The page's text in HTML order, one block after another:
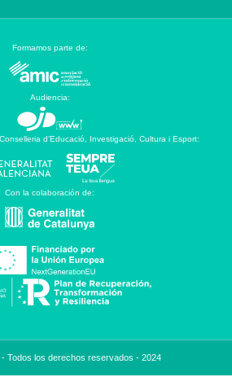
Formamos parte de:
Audiencia:
d’Educació, Investigació, Cultura i Esport:
Con la colaboración de:
Todos los derechos reservados - 2024